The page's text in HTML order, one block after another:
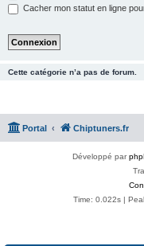
Cacher mon statut en ligne
Cette catégorie n’a pas de forum.
Portal Chiptuners.fr
Développé par
Time: 0.022s |